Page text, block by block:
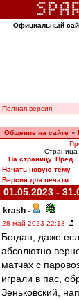
Официальный
Полная версия
Общение на сайте »
Страница
На страницу Пред.
Начать новую тему
Версия для печати
01.05.2023 -
krash -
28 май 2023 22:18
Богдан, даже
абсолютно
матчах с
играли в пас,
Зеньковский,